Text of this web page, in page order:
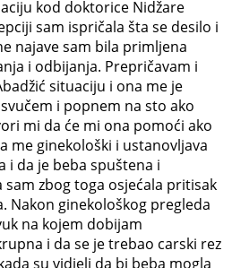
kod doktorice Nidžare
sam ispričala šta se desilo i
najave sam bila primljena
i odbijanja. Prepričavam i
situaciju i ona me je
i popnem na sto ako
mi da će mi ona pomoći ako
me ginekološki i ustanovljava
i da je beba spuštena i
zbog toga osjećala pritisak
Nakon ginekološkog pregleda
na kojem dobijam
i da se je trebao carski rez
su vidjeli da bi beba mogla